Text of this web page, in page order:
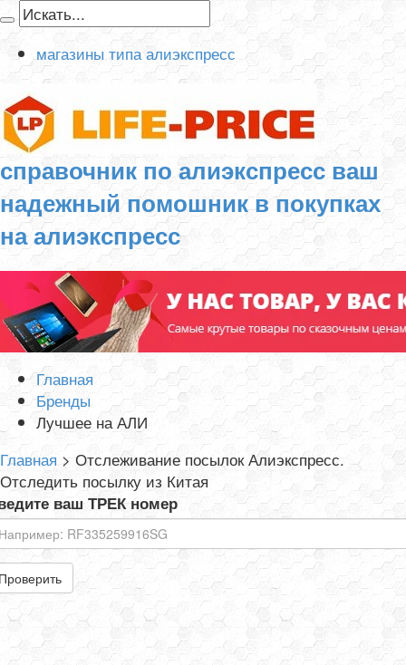
магазины типа алиэкспресс
справочник по алиэкспресс ваш
надежный помошник в покупках
на алиэкспресс
Главная
Бренды
Лучшее на АЛИ
Главная > Отслеживание посылок Алиэкспресс.
Отследить посылку из Китая
ваш ТРЕК номер